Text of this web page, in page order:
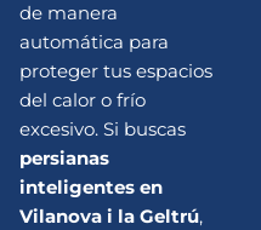
de manera
automática para
proteger tus espacios
del calor o frío
excesivo. Si buscas
persianas
inteligentes en
Vilanova i la Geltrú,